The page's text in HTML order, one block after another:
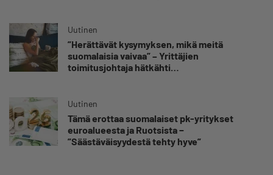
Uutinen
”Herättävät kysymyksen, mikä meitä
suomalaisia vaivaa” – Yrittäjien
toimitusjohtaja hätkähti
Uutinen
Tämä erottaa suomalaiset pk-yritykset
euroalueesta ja Ruotsista −
”Säästäväisyydestä tehty hyve”